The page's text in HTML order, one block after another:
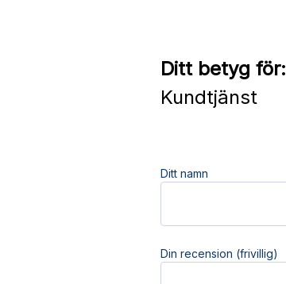
Ditt betyg för:
Kundtjänst
Ditt namn
Din recension (frivillig)